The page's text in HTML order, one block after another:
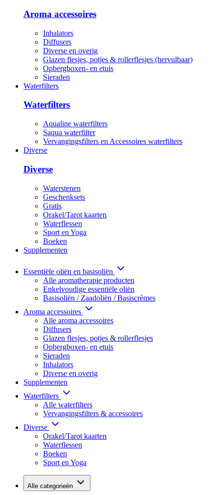
Aroma accessoires
Inhalators
Diffusers
Diverse en overig
Glazen flesjes, potjes & rollerflesjes (hervulbaar)
Opbergboxen- en etuis
Sieraden
Waterfilters
Waterfilters
Aqualine waterfilters
Saqua waterfilter
Vervangingsfilters en Accessoires waterfilters
Diverse
Diverse
Waterstenen
Geschenksets
Gratis
Orakel/Tarot kaarten
Waterflessen
Sport en Yoga
Boeken
Supplementen
Essentiële oliën en basisoliën
Alle aromatherapie producten
Enkelvoudige essentiële oliën
Basisoliën / Zaadoliën / Basiscrèmes
Aroma accessoires
Alle aroma accessoires
Diffusers
Glazen flesjes, potjes & rollerflesjes
Opbergboxen- en etuis
Sieraden
Inhalators
Diverse en overig
Supplementen
Waterfilters
Alle waterfilters
Vervangingsfilters & accessoires
Diverse
Orakel/Tarot kaarten
Waterflessen
Boeken
Sport en Yoga
Alle categorieën